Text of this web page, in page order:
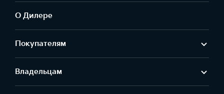
О Дилере
Покупателям
Владельцам